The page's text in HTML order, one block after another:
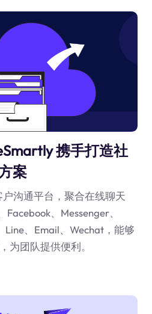
携手打造社
案
沟通平台，聚合在线聊天
、Messenger、
Line、Email、Wechat，能够
为团队提供便利。